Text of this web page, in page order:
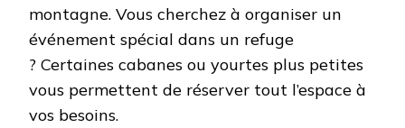
montagne. Vous cherchez à organiser un
événement spécial dans un refuge
? Certaines cabanes ou yourtes plus petites
vous permettent de réserver tout l’espace à
vos besoins.